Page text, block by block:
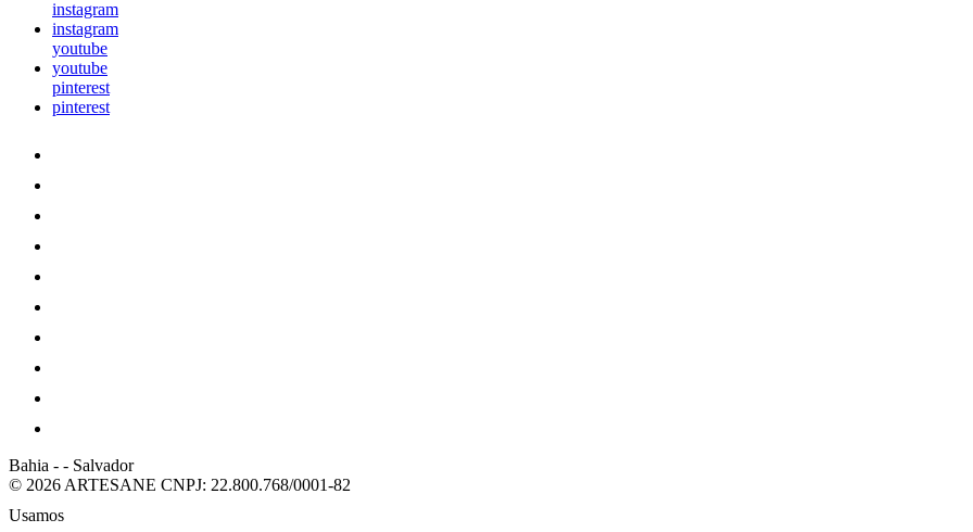
instagram
instagram
youtube
youtube
pinterest
pinterest
Bahia - - Salvador
© 2026 ARTESANE CNPJ: 22.800.768/0001-82
Usamos